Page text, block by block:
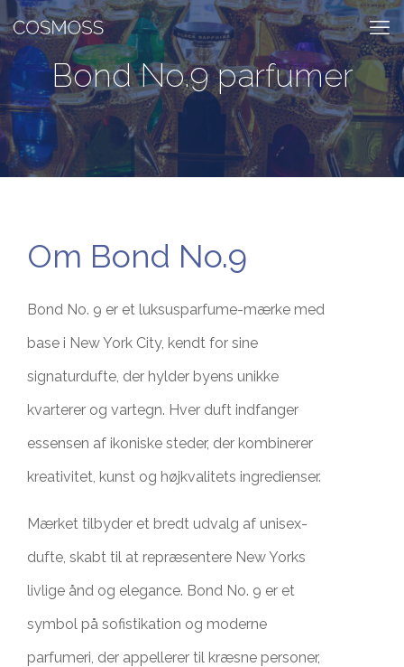
Bond No.9 parfumer
Om Bond No.9
Bond No. 9 er et luksusparfume-mærke med
base i New York City, kendt for sine
signaturdufte, der hylder byens unikke
kvarterer og vartegn. Hver duft indfanger
essensen af ikoniske steder, der kombinerer
kreativitet, kunst og højkvalitets ingredienser.
Mærket tilbyder et bredt udvalg af unisex-
dufte, skabt til at repræsentere New Yorks
livlige ånd og elegance. Bond No. 9 er et
symbol på sofistikation og moderne
parfumeri, der appellerer til kræsne personer,